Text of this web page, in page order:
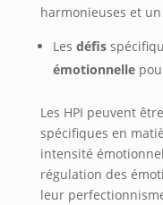
harmonieuses et
Les défis
émotionnelle
Les HPI peuvent
spécifiques en
intensité
régulation des
leur